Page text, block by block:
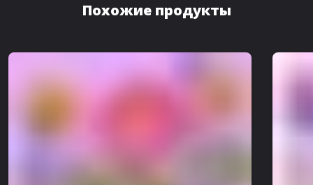
Похожие продукты